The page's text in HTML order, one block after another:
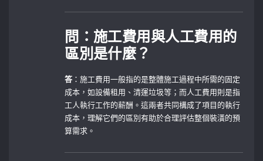
問：施工費用與人工費用的
區別是什麼？
答 ：施工費用一般指的是整體施工過程中所需的固定
成本，如設備租用、清運垃圾等；而人工費用則是指
工人執行工作的薪酬。這兩者共同構成了項目的執行
成本，理解它們的區別有助於合理評估整個裝潢的預
算需求。